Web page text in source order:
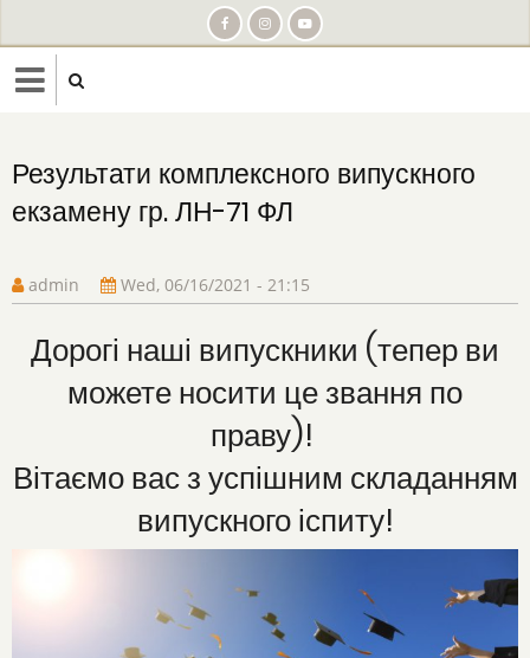
to
main
content
Результати комплексного випускного
екзамену гр. ЛН-71 ФЛ
admin Wed, 06/16/2021 - 21:15
Дорогі наші випускники (тепер ви
можете носити це звання по
праву)!
Вітаємо вас з успішним складанням
випускного іспиту!